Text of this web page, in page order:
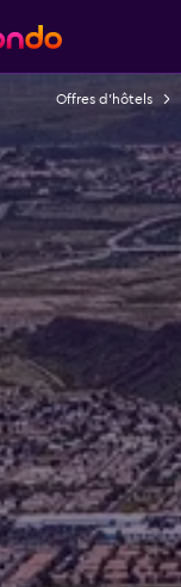
l’IA
Offres d’hôtels